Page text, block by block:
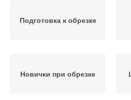
Подготовка к обрезке
Новички при обрезке